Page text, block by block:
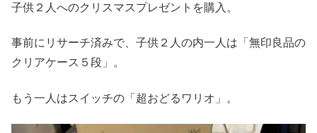
子供２人へのクリスマスプレゼントを購入。
事前にリサーチ済みで、子供２人の内一人は「無印良品の
クリアケース５段」。
もう一人はスイッチの「超おどるワリオ」。